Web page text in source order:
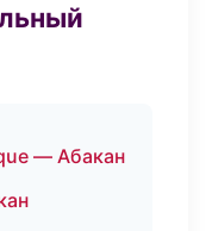
— Абакан